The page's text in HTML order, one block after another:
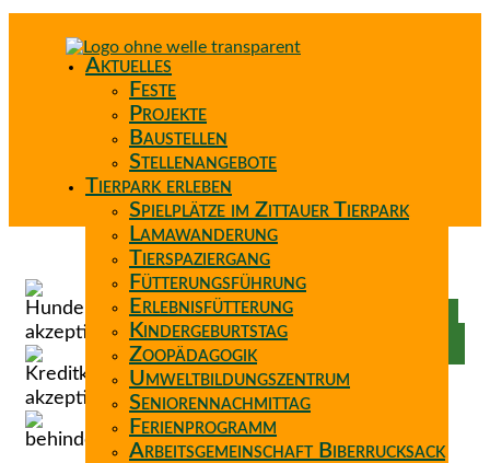
Aktuelles
Feste
Projekte
Baustellen
Stellenangebote
Tierpark erleben
Spielplätze im Zittauer Tierpark
Lamawanderung
Tierspaziergang
Fütterungsführung
Erlebnisfütterung
Kindergeburtstag
Zoopädagogik
Umweltbildungszentrum
Seniorennachmittag
Ferienprogramm
Arbeitsgemeinschaft Biberrucksack